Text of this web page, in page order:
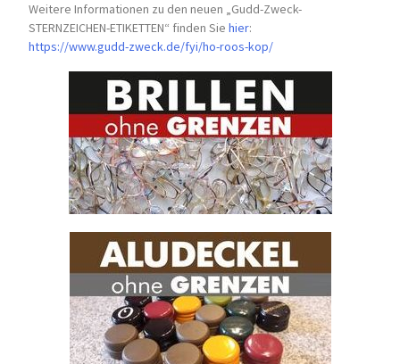
Weitere Informationen zu den neuen „Gudd-Zweck-
STERNZEICHEN-ETIKETTEN“ finden Siehier:
https://www.gudd-zweck.de/fyi/ho-roos-kop/